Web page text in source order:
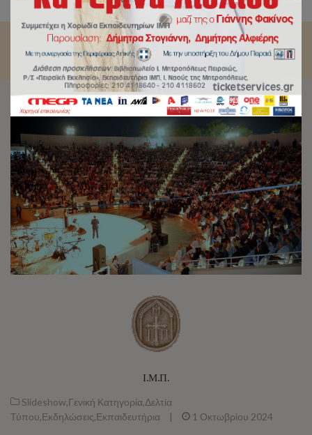
της φτώχειας από την Μητρόπολη Πειραιώς.
Ι.Μ.Π.
Slideshow,Γενική Κατηγορία,Δελτία
Τύπου,Εκδηλώσεις,Εκπαιδευτήρια | 1 Οκτωβρίου 2024